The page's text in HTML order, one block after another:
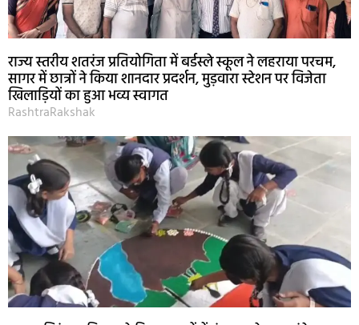
राज्य स्तरीय शतरंज प्रतियोगिता में बर्डस्ले स्कूल ने लहराया परचम,
सागर में छात्रों ने किया शानदार प्रदर्शन, मुड़वारा स्टेशन पर विजेता
खिलाड़ियों का हुआ भव्य स्वागत
RashtraRakshak